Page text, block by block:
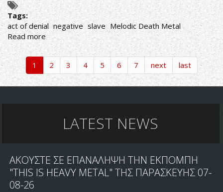
Tags:
act of denial negative slave Melodic Death Metal
Read more about
ACT
OF
DENIAL:
ΝΕΟ
SINGLE
ΜΠΑΝΤΑ
1 2 3 4 5 6 7 next last
LATEST NEWS
ΑΚΟΥΣΤΕ ΣΕ ΕΠΑΝΑΛΗΨΗ ΤΗΝ ΕΚΠΟΜΠΗ
"THIS IS HEAVY METAL" ΤΗΣ ΠΑΡΑΣΚΕΥΗΣ 07-
08-26